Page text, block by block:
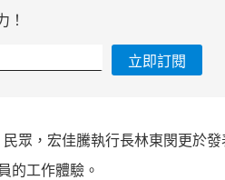
！
立即訂閱
眾，宏佳騰執行長林東閔更於發
的工作體驗。